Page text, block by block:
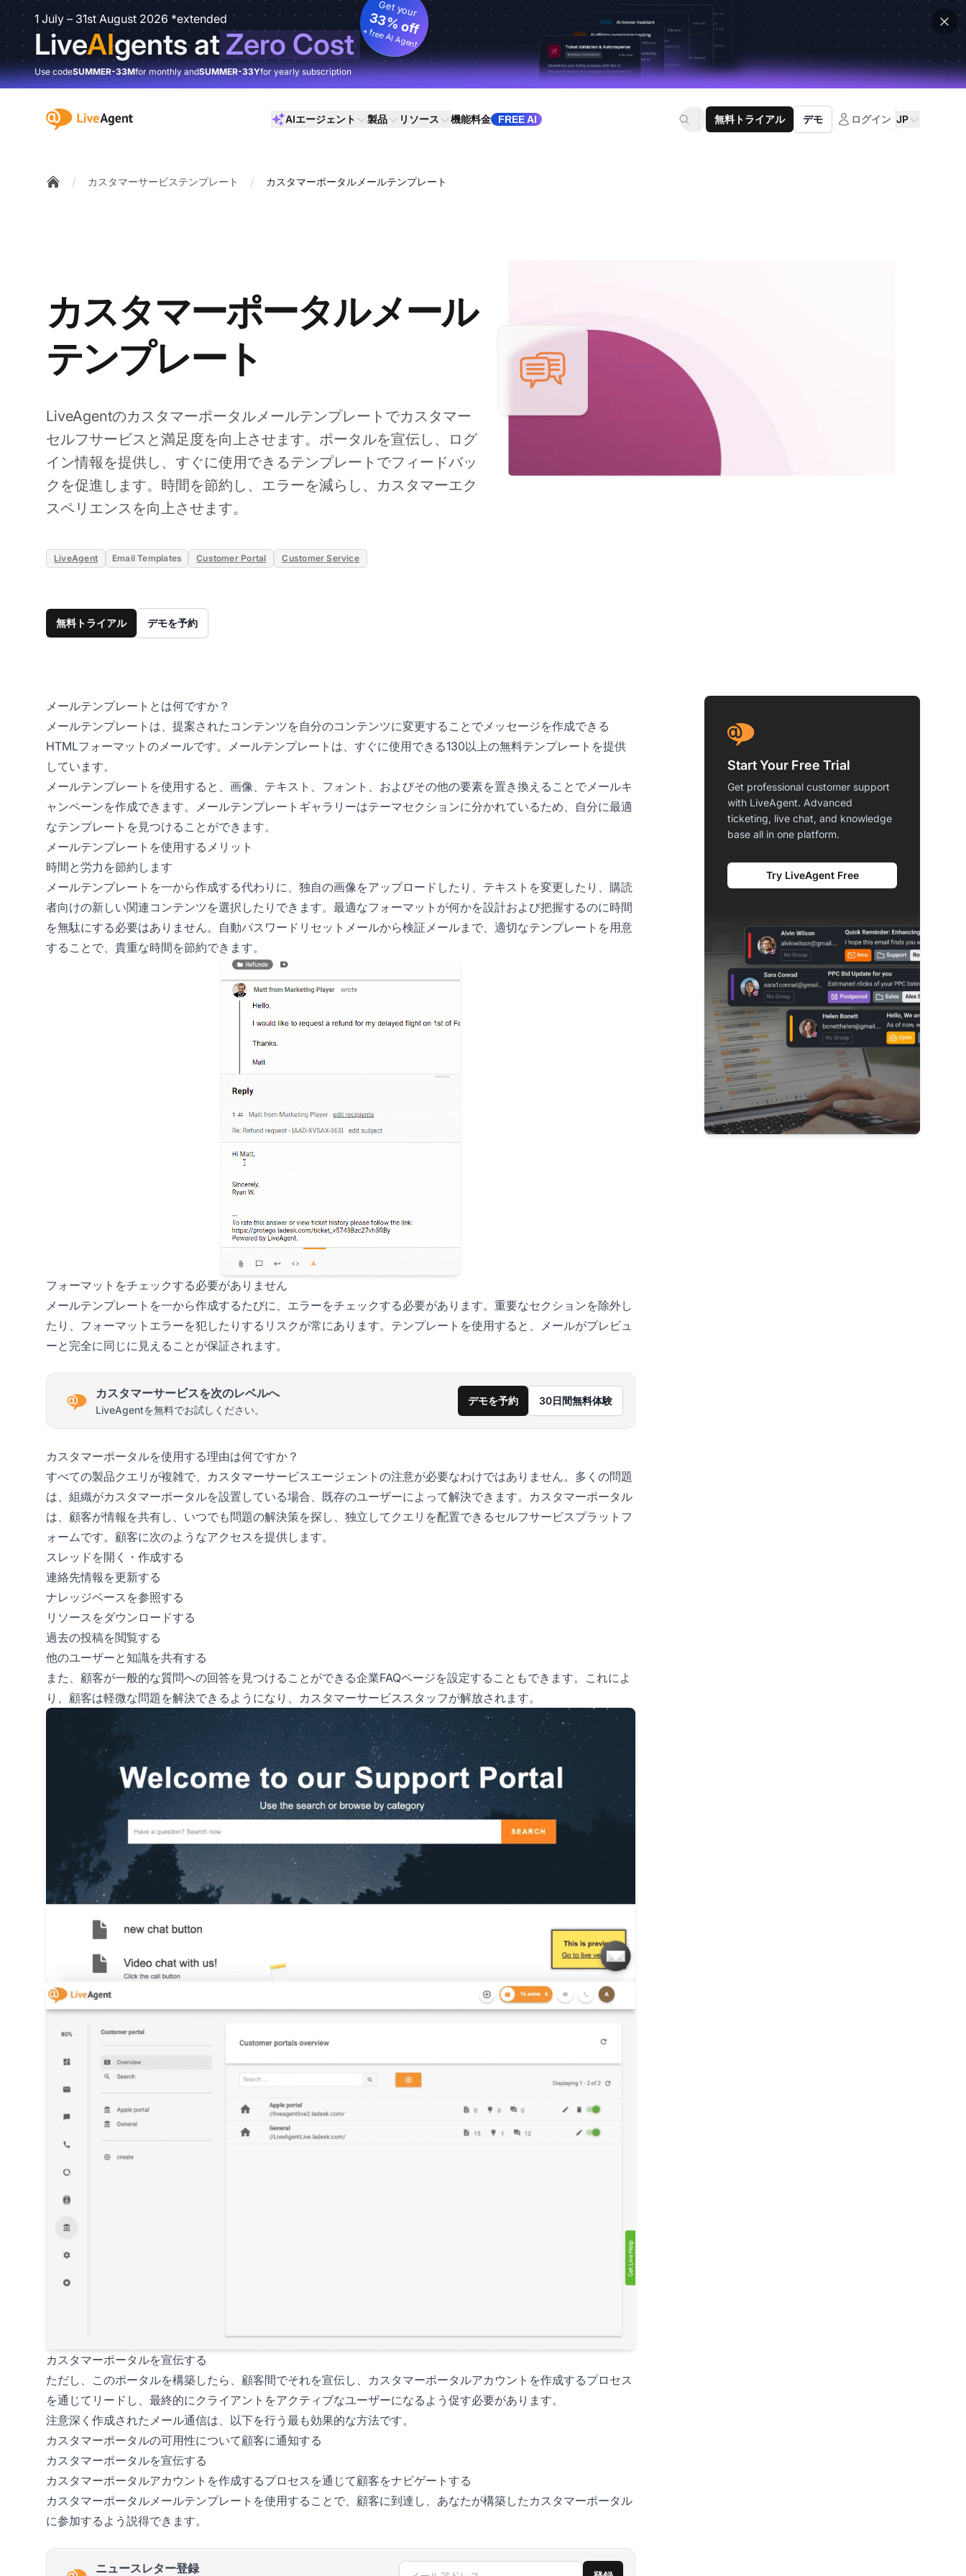
1 July – 31st August 2026 *extended
LiveAIgents atZero Cost
Get your
33% off
+ free AI Agent
Use codeSUMMER-33Mfor monthly andSUMMER-33Yfor yearly subscription
:site.title AIエージェント 製品 リソース 機能料金 FREE AI 無料トライアル デモ ログイン JP
/ カスタマーサービステンプレート / カスタマーポータルメールテンプレート
カスタマーポータルメール
テンプレート
LiveAgentのカスタマーポータルメールテンプレートでカスタマー
セルフサービスと満足度を向上させます。ポータルを宣伝し、ログ
イン情報を提供し、すぐに使用できるテンプレートでフィードバッ
クを促進します。時間を節約し、エラーを減らし、カスタマーエク
スペリエンスを向上させます。
LiveAgent Email Templates Customer Portal Customer Service
無料トライアル デモを予約
メールテンプレートとは何ですか？
メールテンプレートは、提案されたコンテンツを自分のコンテンツに変更することでメッセージを作成できる
HTMLフォーマットのメールです。メールテンプレートは、すぐに使用できる130以上の無料テンプレートを提供
しています。
メールテンプレートを使用すると、画像、テキスト、フォント、およびその他の要素を置き換えることでメールキ
ャンペーンを作成できます。メールテンプレートギャラリーはテーマセクションに分かれているため、自分に最適
なテンプレートを見つけることができます。
メールテンプレートを使用するメリット
時間と労力を節約します
メールテンプレートを一から作成する代わりに、独自の画像をアップロードしたり、テキストを変更したり、購読
者向けの新しい関連コンテンツを選択したりできます。最適なフォーマットが何かを設計および把握するのに時間
を無駄にする必要はありません。自動パスワードリセットメールから検証メールまで、適切なテンプレートを用意
することで、貴重な時間を節約できます。
フォーマットをチェックする必要がありません
メールテンプレートを一から作成するたびに、エラーをチェックする必要があります。重要なセクションを除外し
たり、フォーマットエラーを犯したりするリスクが常にあります。テンプレートを使用すると、メールがプレビュ
ーと完全に同じに見えることが保証されます。
カスタマーサービスを次のレベルへ
LiveAgentを無料でお試しください。
デモを予約 30日間無料体験
カスタマーポータルを使用する理由は何ですか？
すべての製品クエリが複雑で、カスタマーサービスエージェントの注意が必要なわけではありません。多くの問題
は、組織がカスタマーポータルを設置している場合、既存のユーザーによって解決できます。カスタマーポータル
は、顧客が情報を共有し、いつでも問題の解決策を探し、独立してクエリを配置できるセルフサービスプラットフ
ォームです。顧客に次のようなアクセスを提供します。
スレッドを開く・作成する
連絡先情報を更新する
ナレッジベースを参照する
リソースをダウンロードする
過去の投稿を閲覧する
他のユーザーと知識を共有する
また、顧客が一般的な質問への回答を見つけることができる企業FAQページを設定することもできます。これによ
り、顧客は軽微な問題を解決できるようになり、カスタマーサービススタッフが解放されます。
カスタマーポータルを宣伝する
ただし、このポータルを構築したら、顧客間でそれを宣伝し、カスタマーポータルアカウントを作成するプロセス
を通じてリードし、最終的にクライアントをアクティブなユーザーになるよう促す必要があります。
注意深く作成されたメール通信は、以下を行う最も効果的な方法です。
カスタマーポータルの可用性について顧客に通知する
カスタマーポータルを宣伝する
カスタマーポータルアカウントを作成するプロセスを通じて顧客をナビゲートする
カスタマーポータルメールテンプレートを使用することで、顧客に到達し、あなたが構築したカスタマーポータル
に参加するよう説得できます。
ニュースレター登録 メールアドレス
Start Your Free Trial
Get professional customer support
with LiveAgent. Advanced
ticketing, live chat, and knowledge
base all in one platform.
Try LiveAgent Free